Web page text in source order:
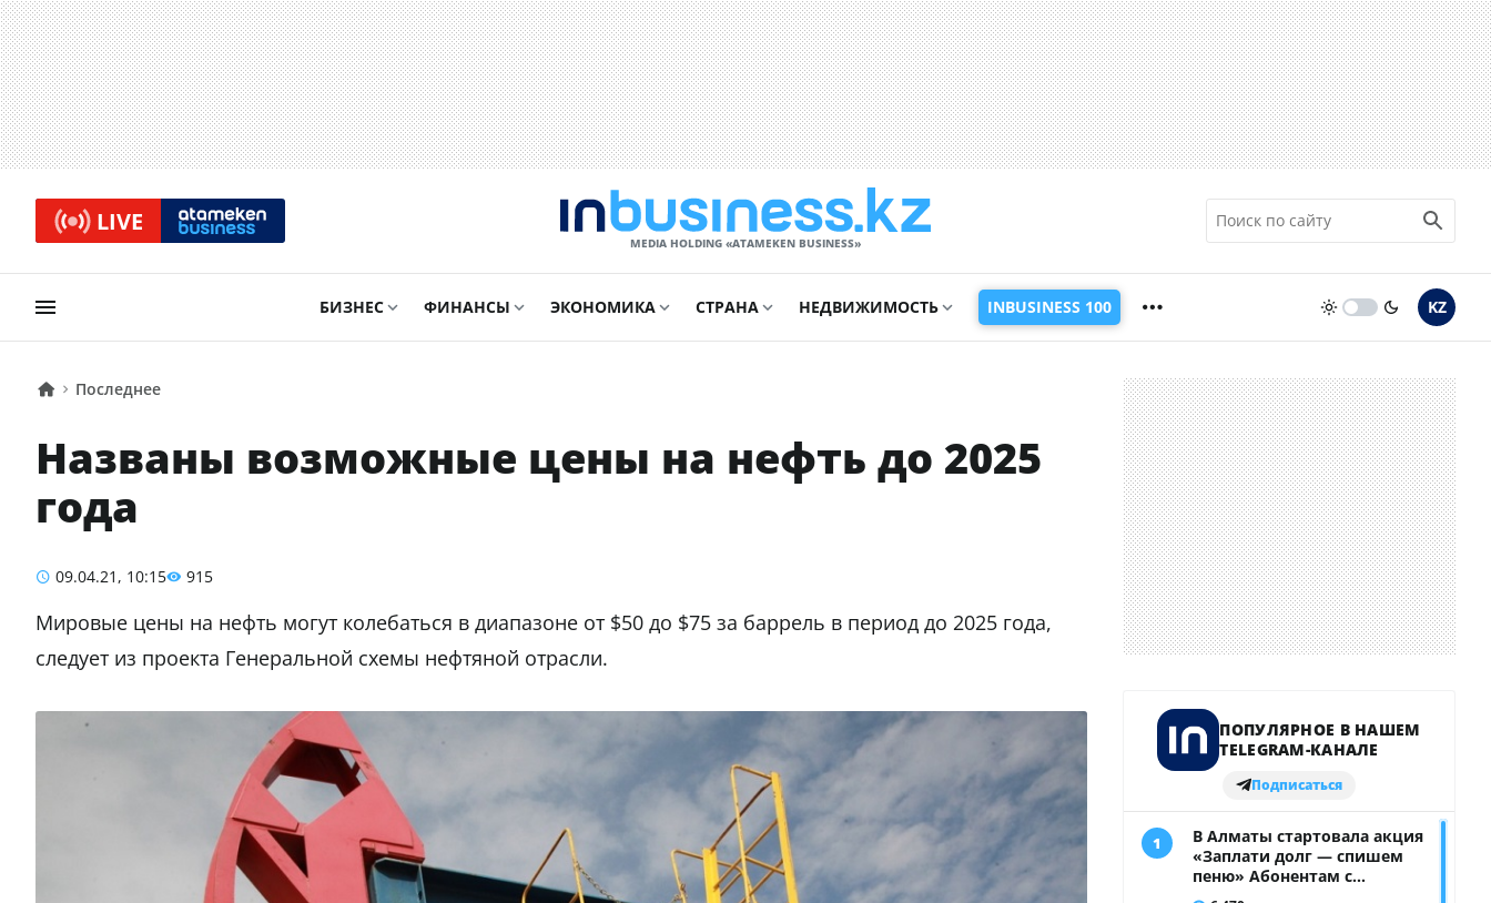
LIVE
MEDIA HOLDING «ATAMEKЕN BUSINESS»
БИЗНЕС ФИНАНСЫ ЭКОНОМИКА СТРАНА НЕДВИЖИМОСТЬ INBUSINESS 100 KZ
Последнее
Названы возможные цены на нефть до 2025
года
09.04.21, 10:15 915
Мировые цены на нефть могут колебаться в диапазоне от $50 до $75 за баррель в период до 2025 года,
следует из проекта Генеральной схемы нефтяной отрасли.